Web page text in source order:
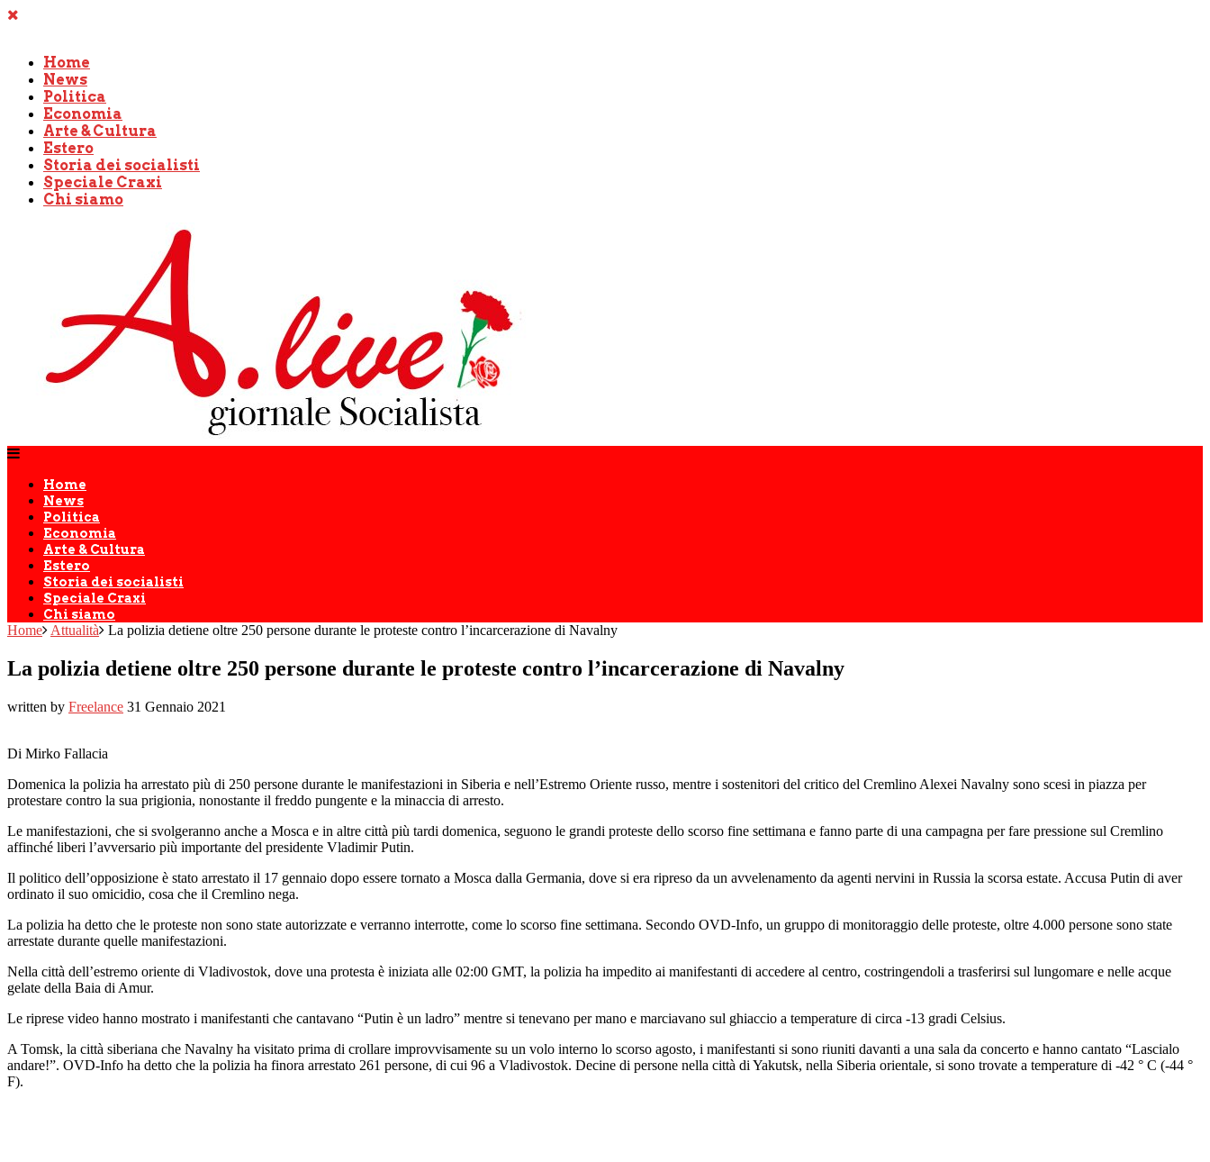
Home
News
Politica
Economia
Arte & Cultura
Estero
Storia dei socialisti
Speciale Craxi
Chi siamo
Home
News
Politica
Economia
Arte & Cultura
Estero
Storia dei socialisti
Speciale Craxi
Chi siamo
Home Attualità La polizia detiene oltre 250 persone durante le proteste contro l’incarcerazione di Navalny
La polizia detiene oltre 250 persone durante le proteste contro l’incarcerazione di Navalny
written by Freelance 31 Gennaio 2021
Di Mirko Fallacia
Domenica la polizia ha arrestato più di 250 persone durante le manifestazioni in Siberia e nell’Estremo Oriente russo, mentre i sostenitori del critico del Cremlino Alexei Navalny sono scesi in piazza per
protestare contro la sua prigionia, nonostante il freddo pungente e la minaccia di arresto.
Le manifestazioni, che si svolgeranno anche a Mosca e in altre città più tardi domenica, seguono le grandi proteste dello scorso fine settimana e fanno parte di una campagna per fare pressione sul Cremlino
affinché liberi l’avversario più importante del presidente Vladimir Putin.
Il politico dell’opposizione è stato arrestato il 17 gennaio dopo essere tornato a Mosca dalla Germania, dove si era ripreso da un avvelenamento da agenti nervini in Russia la scorsa estate. Accusa Putin di aver
ordinato il suo omicidio, cosa che il Cremlino nega.
La polizia ha detto che le proteste non sono state autorizzate e verranno interrotte, come lo scorso fine settimana. Secondo OVD-Info, un gruppo di monitoraggio delle proteste, oltre 4.000 persone sono state
arrestate durante quelle manifestazioni.
Nella città dell’estremo oriente di Vladivostok, dove una protesta è iniziata alle 02:00 GMT, la polizia ha impedito ai manifestanti di accedere al centro, costringendoli a trasferirsi sul lungomare e nelle acque
gelate della Baia di Amur.
Le riprese video hanno mostrato i manifestanti che cantavano “Putin è un ladro” mentre si tenevano per mano e marciavano sul ghiaccio a temperature di circa -13 gradi Celsius.
A Tomsk, la città siberiana che Navalny ha visitato prima di crollare improvvisamente su un volo interno lo scorso agosto, i manifestanti si sono riuniti davanti a una sala da concerto e hanno cantato “Lascialo
andare!”. OVD-Info ha detto che la polizia ha finora arrestato 261 persone, di cui 96 a Vladivostok. Decine di persone nella città di Yakutsk, nella Siberia orientale, si sono trovate a temperature di -42 ° C (-44 °
F).